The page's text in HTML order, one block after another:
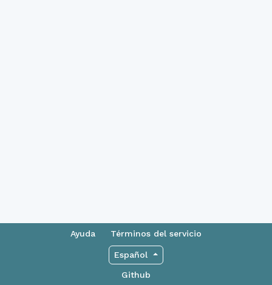
Ayuda Términos del servicio
Español
Github